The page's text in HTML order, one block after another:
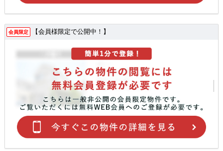
会員限定 【会員様限定で公開中！】